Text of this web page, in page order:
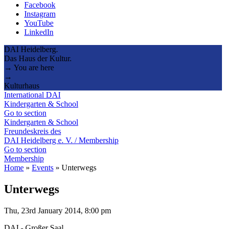
Facebook
Instagram
YouTube
LinkedIn
DAI Heidelberg.
Das Haus der Kultur.
→ You are here
→
Kulturhaus
International DAI
Kindergarten & School
Go to section
Kindergarten & School
Freundeskreis des
DAI Heidelberg e. V. / Membership
Go to section
Membership
Home » Events » Unterwegs
Unterwegs
Thu, 23rd January 2014, 8:00 pm